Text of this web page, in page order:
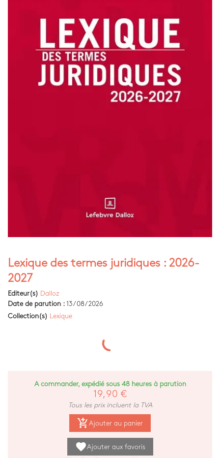
Lexique des termes juridiques : 2026-
2027
Editeur(s) Dalloz
Date de parution : 13/08/2026
Collection(s)
Lexique
A commander, expédié sous 48 heures à parution
19,90 €
Tous les prix incluent la TVA
add_shopping_cart Ajouter au panier
favorite Ajouter aux favoris